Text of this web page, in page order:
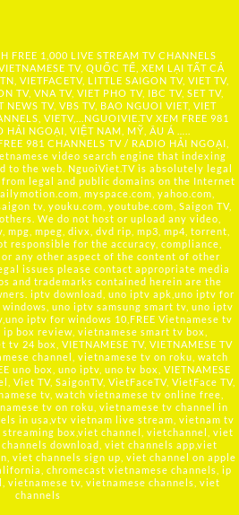
FREE 1,000 LIVE STREAM TV CHANNELS
TV, QUỐC TẾ, XEM LẠI TẤT CẢ
VIETFACETV, LITTLE SAIGON TV, VIET TV,
TV, VNA TV, VIET PHO TV, IBC TV, SET TV,
NEWS TV, VBS TV, BAO NGUOI VIET, VIET
VIETV,... NGUOIVIE.TV XEM FREE 981
HẢI NGOẠI, VIỆT NAM, MỸ, ÂU Á …..
981 CHANNELS TV / RADIO HẢI NGOẠI,
video search engine that indexing
to the web. NguoiViet.TV is absolutely legal
legal and public domains on the Internet
myspace.com, yahoo.com,
tv, youku.com, youtube.com, Saigon TV,
We do not host or upload any video,
mpeg, divx, dvd rip, mp3, mp4, torrent,
responsible for the accuracy, compliance,
any other aspect of the content of other
issues please contact appropriate media
and trademarks contained herein are the
iptv download, uno iptv apk,uno iptv for
uno iptv samsung smart tv, uno iptv
iptv for windows 10,FREE Vietnamese tv
box review, vietnamese smart tv box,
24 box, VIETNAMESE TV, VIETNAMESE TV
channel, vietnamese tv on roku, watch
uno box, uno iptv, uno tv box, VIETNAMESE
Viet TV, SaigonTV, VietFaceTV, VietFace TV,
tv, watch vietnamese tv online free,
tv on roku, vietnamese tv channel in
in usa,vtv vietnam live stream, vietnam tv
box,viet channel, vietchannel, viet
download, viet channels app,viet
viet channels sign up, viet channel on apple
chromecast vietnamese channels, ip
vietnamese tv, vietnamese channels, viet
channels